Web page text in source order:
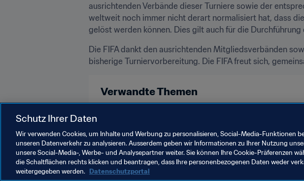
ausrichtenden Verbände dieser Turniere sowie der
weltweit noch immer nicht derart normalisiert hat, dass
gelöst werden können. Dies gilt auch für die
Die FIFA dankt den ausrichtenden Mitgliedsverbänden
bisherige Turniervorbereitung. Die FIFA freut sich,
Verwandte Themen
Schutz Ihrer Daten
Wir verwenden Cookies, um Inhalte und Werbung zu personalisieren, Social-Media-Funktionen
unseren Datenverkehr zu analysieren. Ausserdem geben wir Informationen zu Ihrer Nutzung
unsere Social-Media-, Werbe- und Analysepartner weiter. Sie können Ihre Cookie-Präferenzen
die Schaltflächen rechts klicken und beantragen, dass Ihre personenbezogenen Daten weder
weitergegeben werden. Datenschutzportal